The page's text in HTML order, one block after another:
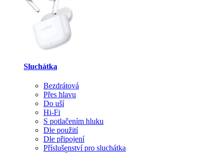
Sluchátka
Bezdrátová
Přes hlavu
Do uší
Hi-Fi
S potlačením hluku
Dle použití
Dle připojení
Příslušenství pro sluchátka